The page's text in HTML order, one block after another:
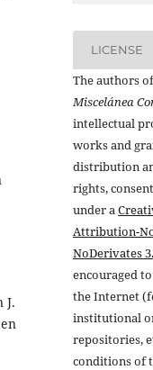
J.
LICENSE
The authors
Miscelánea
intellectual
works and
distribution
rights,
under a
Attribution-
NoDerivates
encouraged
the Internet
institutional
repositories,
conditions of